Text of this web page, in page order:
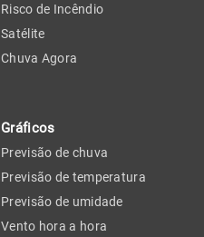
Risco de Incêndio
Satélite
Chuva Agora
Gráficos
Previsão de chuva
Previsão de temperatura
Previsão de umidade
Vento hora a hora